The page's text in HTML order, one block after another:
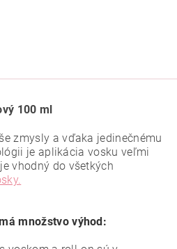
100 ml
zmysly a vďaka jedinečnému
je aplikácia vosku veľmi
vhodný do všetkých
množstvo výhod: